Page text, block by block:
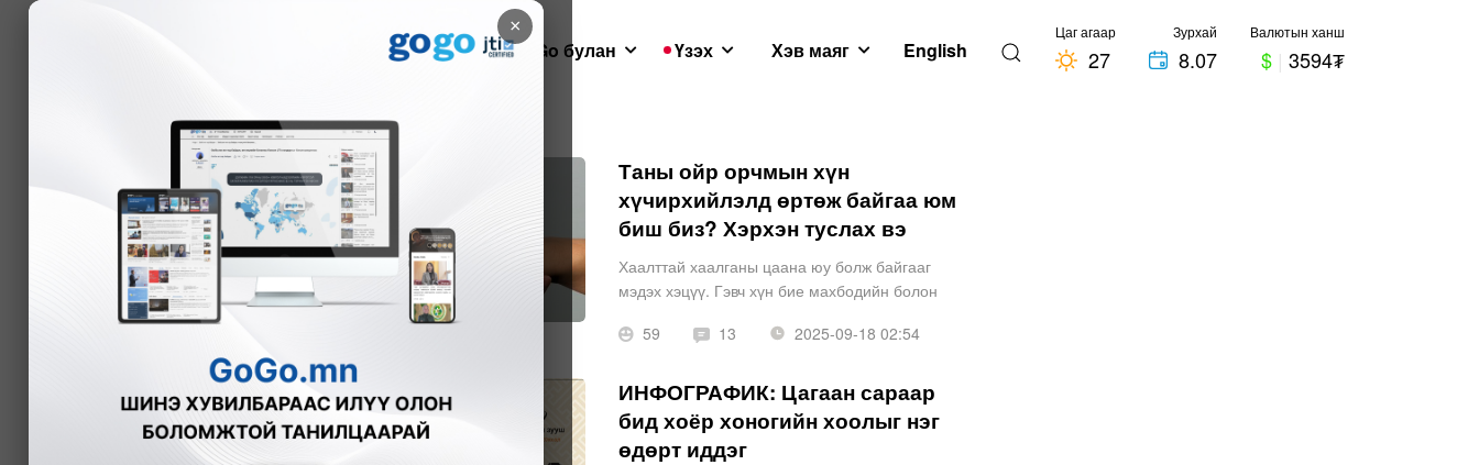
×
Мэдээ GoGo булан Үзэх Хэв маяг English
Цаг агаар
27
Зурхай
8.07
Валютын ханш
$ | 3594₮
Таны ойр орчмын хүн
хүчирхийлэлд өртөж байгаа юм
биш биз? Хэрхэн туслах вэ
Хаалттай хаалганы цаана юу болж байгааг
мэдэх хэцүү. Гэвч хүн бие махбодийн болон
шинж тэмдгээр мэдэх боломжтой ажээ. Найз
59 13 2025-09-18 02:54
ИНФОГРАФИК: Цагаан сараар
бид хоёр хоногийн хоолыг нэг
өдөрт иддэг
А.Наранцацрал
facebook.com/Narantsatsral
twitter.com/naraashka